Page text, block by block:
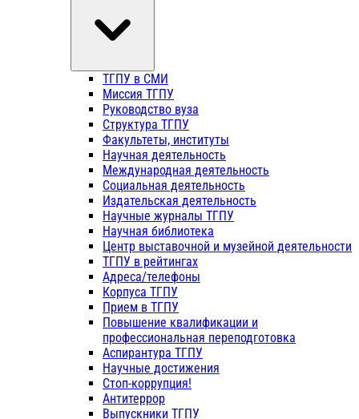
ТГПУ в СМИ
Миссия ТГПУ
Руководство вуза
Структура ТГПУ
Факультеты, институты
Научная деятельность
Международная деятельность
Социальная деятельность
Издательская деятельность
Научные журналы ТГПУ
Научная библиотека
Центр выставочной и музейной деятельности
ТГПУ в рейтингах
Адреса/телефоны
Корпуса ТГПУ
Прием в ТГПУ
Повышение квалификации и
профессиональная переподготовка
Аспирантура ТГПУ
Научные достижения
Стоп-коррупция!
Антитеррор
Выпускники ТГПУ